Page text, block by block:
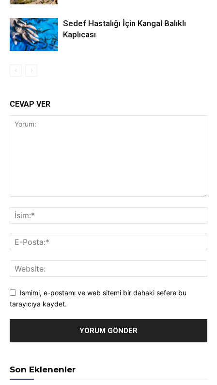
Sedef Hastalığı İçin Kangal Balıklı
Kaplıcası
CEVAP VER
Ismimi, e-postamı ve web sitemi bir dahaki sefere bu
tarayıcıya kaydet.
Son Eklenenler